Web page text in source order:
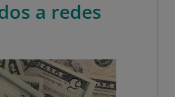
a redes